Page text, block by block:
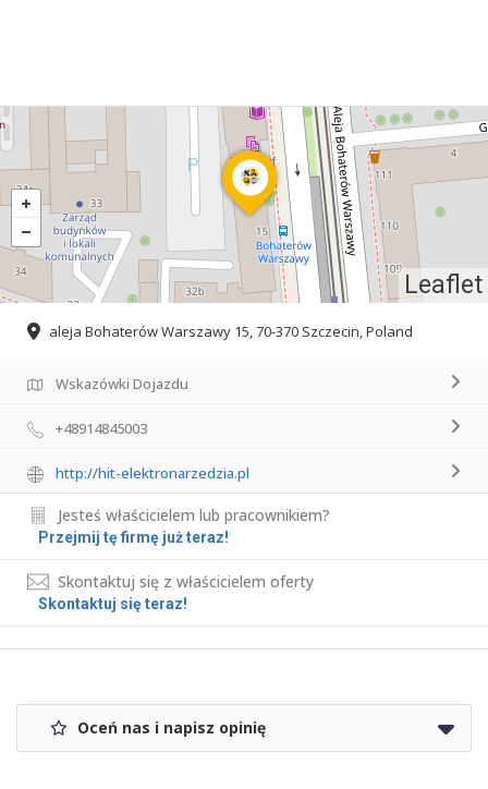
Leaflet
aleja Bohaterów Warszawy 15, 70-370 Szczecin, Poland
Wskazówki Dojazdu
+48914845003
http://hit-elektronarzedzia.pl
Jesteś właścicielem lub pracownikiem?
Przejmij tę firmę już teraz!
Skontaktuj się z właścicielem oferty
Skontaktuj się teraz!
Oceń nas i napisz opinię